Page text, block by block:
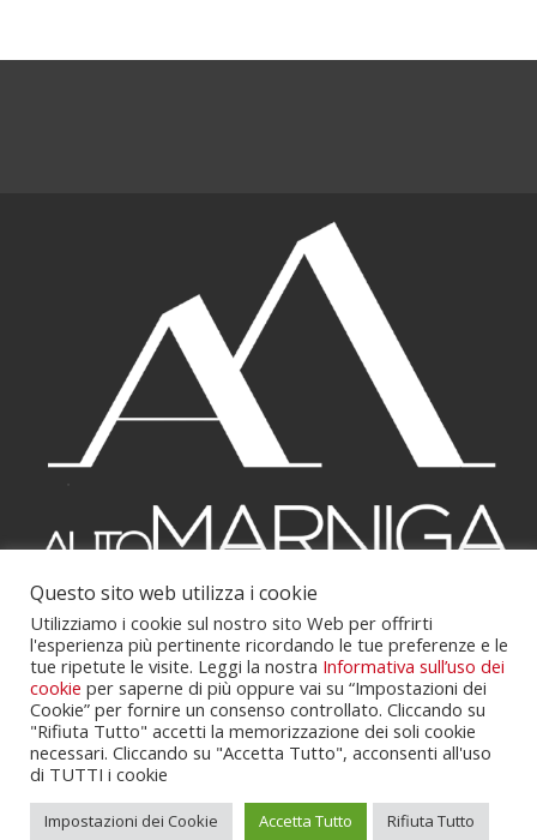
Powered by Portalclub.
Cookie Policy Servizi Contatti
Questo sito web utilizza i cookie
Utilizziamo i cookie sul nostro sito Web per offrirti
l'esperienza più pertinente ricordando le tue preferenze e le
tue ripetute le visite. Leggi la nostra Informativa sull’uso dei
cookie per saperne di più oppure vai su “Impostazioni dei
Cookie” per fornire un consenso controllato. Cliccando su
"Rifiuta Tutto" accetti la memorizzazione dei soli cookie
necessari. Cliccando su "Accetta Tutto", acconsenti all'uso
di TUTTI i cookie
Impostazioni dei Cookie Accetta Tutto Rifiuta Tutto